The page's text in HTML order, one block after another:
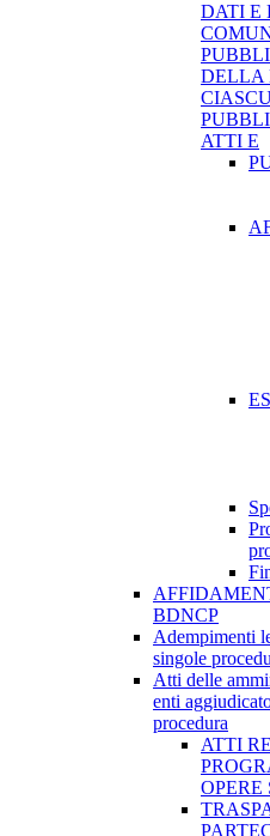
DATI E
DELLA
ATTI E
BDNCP
Adempimenti
singole
Atti delle
enti
procedura
ATTI
OPERE